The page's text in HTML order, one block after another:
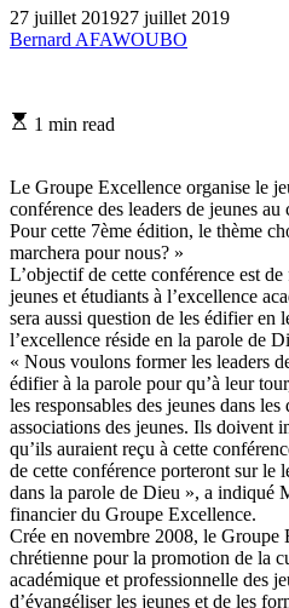
27 juillet 201927 juillet 2019
Bernard AFAWOUBO
Estimated
1 min read
Le Groupe Excellence organise le
conférence des leaders de jeunes
Pour cette 7ème édition, le thème
marchera pour nous? »
L’objectif de cette conférence est
jeunes et étudiants à l’excellence
sera aussi question de les édifier en
l’excellence réside en la parole de
« Nous voulons former les leaders
édifier à la parole pour qu’à leur
les responsables des jeunes dans
associations des jeunes. Ils doivent
qu’ils auraient reçu à cette
de cette conférence porteront sur le
dans la parole de Dieu », a
financier du Groupe Excellence.
Crée en novembre 2008, le Groupe
chrétienne pour la promotion de la
académique et professionnelle des
d’évangéliser les jeunes et de les